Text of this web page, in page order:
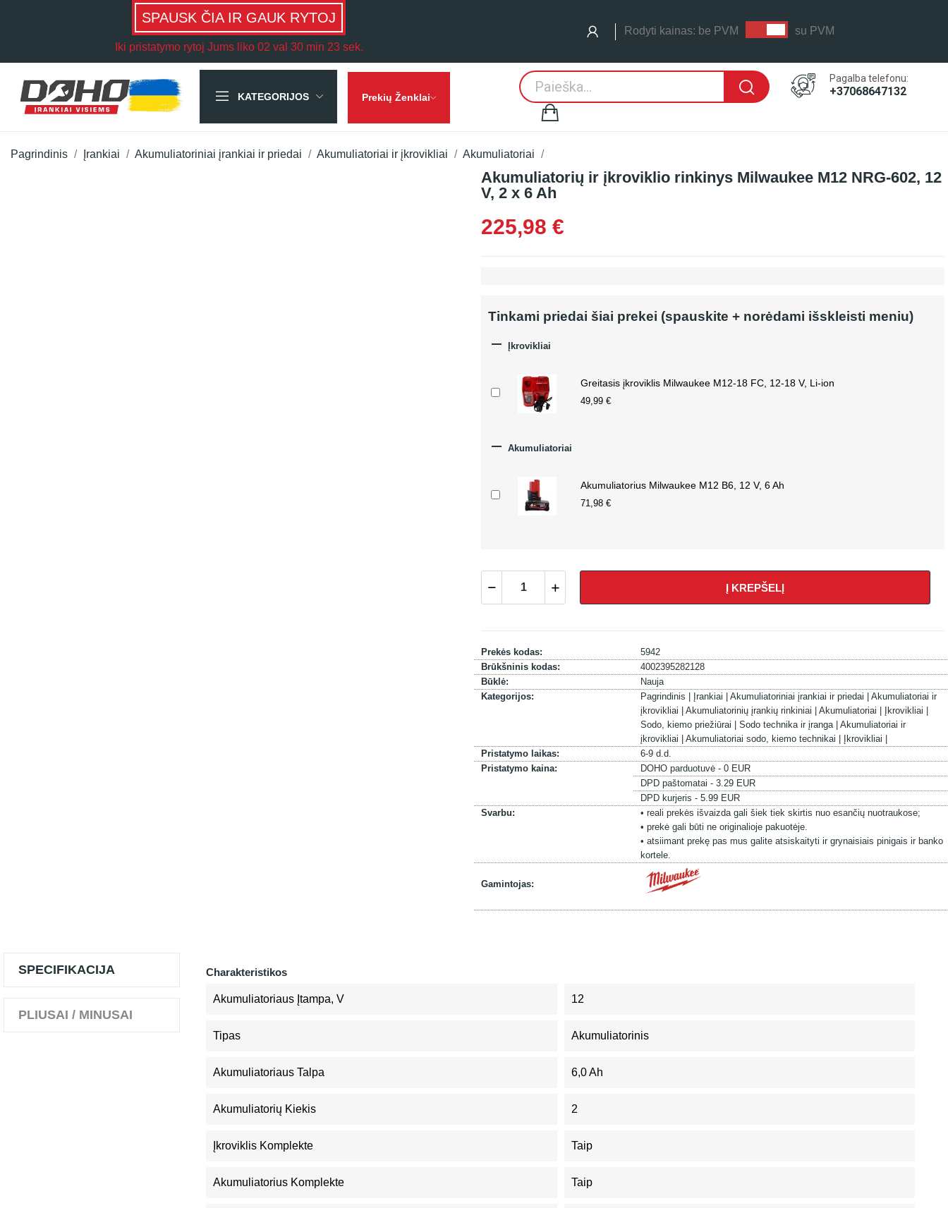
SPAUSK ČIA IR GAUK RYTOJ
Iki pristatymo rytoj Jums liko 02 val 30 min 23 sek.
Rodyti kainas: be PVM su PVM
KATEGORIJOS Prekių Ženklai
Pagalba telefonu:
+37068647132
Pagrindinis Įrankiai Akumuliatoriniai įrankiai ir priedai Akumuliatoriai ir įkrovikliai Akumuliatoriai
Akumuliatorių ir įkroviklio rinkinys Milwaukee M12 NRG-602, 12
V, 2 x 6 Ah
225,98 €
Tinkami priedai šiai prekei (spauskite + norėdami išskleisti meniu)
 Įkrovikliai
Greitasis įkroviklis Milwaukee M12-18 FC, 12-18 V, Li-ion
49,99 €
 Akumuliatoriai
Akumuliatorius Milwaukee M12 B6, 12 V, 6 Ah
71,98 €
Į KREPŠELĮ
Prekės kodas:
5942
Brūkšninis kodas:
4002395282128
Būklė:
Nauja
Kategorijos:
Pagrindinis | Įrankiai | Akumuliatoriniai įrankiai ir priedai | Akumuliatoriai ir
įkrovikliai | Akumuliatorinių įrankių rinkiniai | Akumuliatoriai |
Įkrovikliai |
Sodo, kiemo priežiūrai | Sodo technika ir įranga | Akumuliatoriai ir
įkrovikliai | Akumuliatoriai sodo, kiemo technikai |
Įkrovikliai |
Pristatymo laikas:
6-9 d.d.
Pristatymo kaina:
DOHO parduotuvė - 0 EUR
DPD paštomatai - 3.29 EUR
DPD kurjeris - 5.99 EUR
Svarbu:
• reali prekės išvaizda gali šiek tiek skirtis nuo esančių nuotraukose;
• prekė gali būti ne originalioje pakuotėje.
• atsiimant prekę pas mus galite atsiskaityti ir grynaisiais pinigais ir banko
kortele.
Gamintojas:
SPECIFIKACIJA
PLIUSAI / MINUSAI
Charakteristikos
Akumuliatoriaus Įtampa, V 12
Tipas Akumuliatorinis
Akumuliatoriaus Talpa 6,0 Ah
Akumuliatorių Kiekis 2
Įkroviklis Komplekte Taip
Akumuliatorius Komplekte Taip